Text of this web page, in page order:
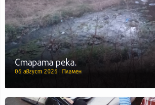
Старата река.
06 август 2026 | Пламен